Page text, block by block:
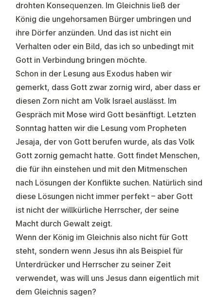
drohten Konsequenzen. Im Gleichnis ließ der
König die ungehorsamen Bürger umbringen und
ihre Dörfer anzünden. Und das ist nicht ein
Verhalten oder ein Bild, das ich so unbedingt mit
Gott in Verbindung bringen möchte.
Schon in der Lesung aus Exodus haben wir
gemerkt, dass Gott zwar zornig wird, aber dass er
diesen Zorn nicht am Volk Israel auslässt. Im
Gespräch mit Mose wird Gott besänftigt. Letzten
Sonntag hatten wir die Lesung vom Propheten
Jesaja, der von Gott berufen wurde, als das Volk
Gott zornig gemacht hatte. Gott findet Menschen,
die für ihn einstehen und mit den Mitmenschen
nach Lösungen der Konflikte suchen. Natürlich sind
diese Lösungen nicht immer perfekt – aber Gott
ist nicht der willkürliche Herrscher, der seine
Macht durch Gewalt zeigt.
Wenn der König im Gleichnis also nicht für Gott
steht, sondern wenn Jesus ihn als Beispiel für
Unterdrücker und Herrscher zu seiner Zeit
verwendet, was will uns Jesus dann eigentlich mit
dem Gleichnis sagen?